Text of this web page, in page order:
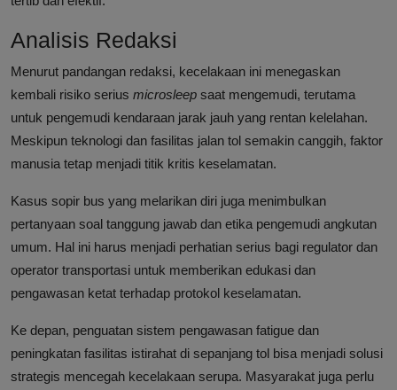
Analisis Redaksi
Menurut pandangan redaksi, kecelakaan ini menegaskan
kembali risiko serius microsleep saat mengemudi, terutama
untuk pengemudi kendaraan jarak jauh yang rentan kelelahan.
Meskipun teknologi dan fasilitas jalan tol semakin canggih, faktor
manusia tetap menjadi titik kritis keselamatan.
Kasus sopir bus yang melarikan diri juga menimbulkan
pertanyaan soal tanggung jawab dan etika pengemudi angkutan
umum. Hal ini harus menjadi perhatian serius bagi regulator dan
operator transportasi untuk memberikan edukasi dan
pengawasan ketat terhadap protokol keselamatan.
Ke depan, penguatan sistem pengawasan fatigue dan
peningkatan fasilitas istirahat di sepanjang tol bisa menjadi solusi
strategis mencegah kecelakaan serupa. Masyarakat juga perlu